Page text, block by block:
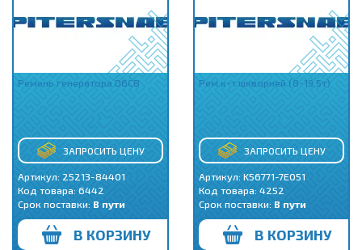
Ремень генератора D6CB
ЗАПРОСИТЬ ЦЕНУ
Артикул: 25213-84401
Код товара: 6442
Срок поставки: В пути
В КОРЗИНУ
Рем.к-т шкворней (8-19,5т)
ЗАПРОСИТЬ ЦЕНУ
Артикул: K56771-7E051
Код товара: 4252
Срок поставки: В пути
В КОРЗИНУ